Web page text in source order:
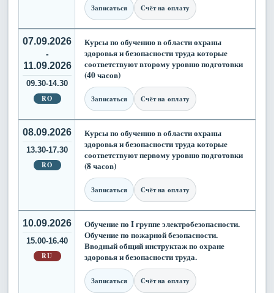
Записаться Счёт на оплату
07.09.2026
-
11.09.2026
09.30-14.30
RO
Курсы по обучению в области охраны
здоровья и безопасности труда которые
соответствуют второму уровню подготовки
(40 часов)
Записаться Счёт на оплату
08.09.2026
13.30-17.30
RO
Курсы по обучению в области охраны
здоровья и безопасности труда которые
соответствуют первому уровню подготовки
(8 часов)
Записаться Счёт на оплату
10.09.2026
15.00-16.40
RU
Обучение по I группе электробезопасности.
Обучение по пожарной безопасности.
Вводный общий инструктаж по охране
здоровья и безопасности труда.
Записаться Счёт на оплату